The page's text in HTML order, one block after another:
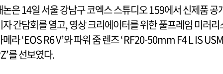
논은 14일 서울 강남구 코엑스 스튜디오 159에서 신제품 공
자 간담회를 열고, 영상 크리에이터를 위한 풀프레임 미러리
메라 ‘EOS R6 V’와 파워 줌 렌즈 ‘RF20-50mm F4 L IS USM
를 선보였다.